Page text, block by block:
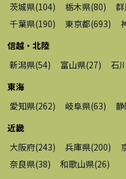
茨城県(104) 栃木県(80)
千葉県(190) 東京都(693)
信越・北陸
新潟県(54) 富山県(27) 石
東海
愛知県(262) 岐阜県(63)
近畿
大阪府(243) 兵庫県(200)
奈良県(38) 和歌山県(26)